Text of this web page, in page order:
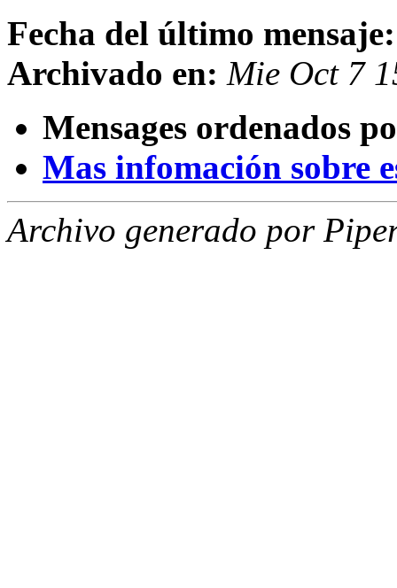
Fecha del último mensaje:
Archivado en: Mie Oct 7
Mensages ordenados
Mas infomación sobre
Archivo generado por